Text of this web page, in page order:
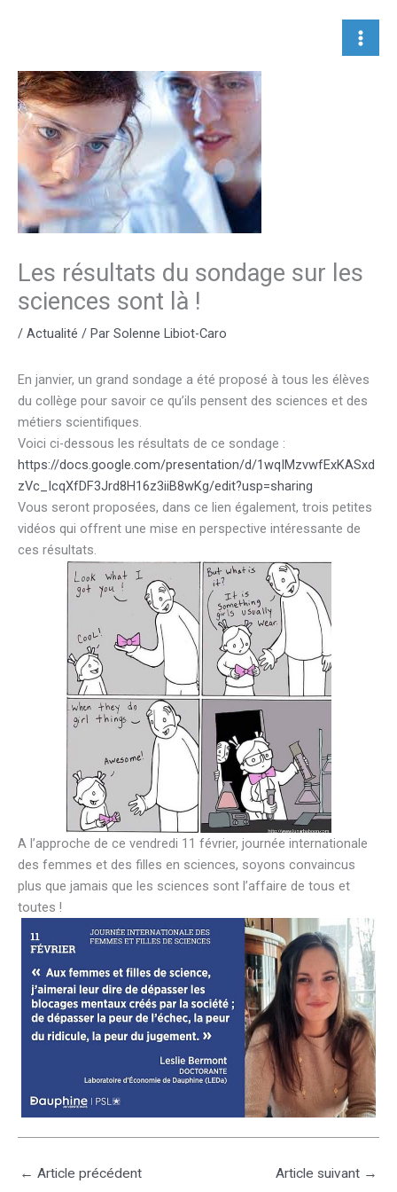
Les résultats du sondage sur les
sciences sont là !
/ Actualité / Par Solenne Libiot-Caro
En janvier, un grand sondage a été proposé à tous les élèves
du collège pour savoir ce qu’ils pensent des sciences et des
métiers scientifiques.
Voici ci-dessous les résultats de ce sondage :
https://docs.google.com/presentation/d/1wqIMzvwfExKASxd
zVc_IcqXfDF3Jrd8H16z3iiB8wKg/edit?usp=sharing
Vous seront proposées, dans ce lien également, trois petites
vidéos qui offrent une mise en perspective intéressante de
ces résultats.
A l’approche de ce vendredi 11 février, journée internationale
des femmes et des filles en sciences, soyons convaincus
plus que jamais que les sciences sont l’affaire de tous et
toutes !
← Article précédent Article suivant →